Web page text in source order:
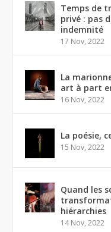
Temps de
privé : pas
indemnité
17 Nov, 2022
La
art à part
16 Nov, 2022
La poésie,
15 Nov, 2022
Quand les
hiérarchies
14 Nov, 2022